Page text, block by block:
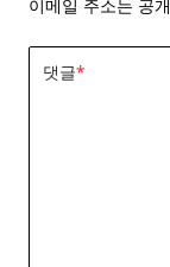
이메일 주소는 공
댓글*